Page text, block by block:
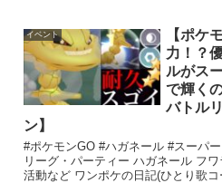
イベント
【ポケ
力！？
ルがス
で輝く
バトル
ン】
#ポケモンGO #ハガネール #スーパ
リーグ・パーティー ハガネール フ
活動など ワンポケの日記(ひとり歌コ